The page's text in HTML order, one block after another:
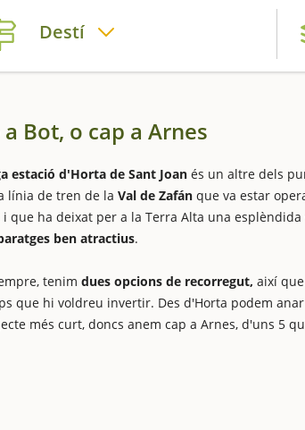
Destí
a Bot, o cap a Arnes
estació d'Horta de Sant Joan és un altre dels
línia de tren de la Val de Zafán que va estar
i que ha deixat per a la Terra Alta una
ben atractius.
tenim dues opcions de recorregut, així
que hi voldreu invertir. Des d'Horta podem
més curt, doncs anem cap a Arnes, d'uns 5